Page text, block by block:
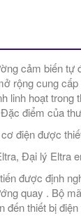
cảm biến tự
rộng cung
linh hoạt
điểm của
điện được
Đại lý Eltra
được định
quay . Bộ
đến thiết bị